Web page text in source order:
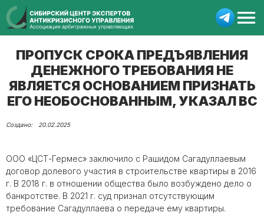
ПРОПУСК СРОКА ПРЕДЪЯВЛЕНИЯ
ДЕНЕЖНОГО ТРЕБОВАНИЯ НЕ
ЯВЛЯЕТСЯ ОСНОВАНИЕМ ПРИЗНАТЬ
ЕГО НЕОБОСНОВАННЫМ, УКАЗАЛ ВС
20.02.2025
ООО «ЦСТ-Гермес» заключило с Рашидом Сагадуллаевым
договор долевого участия в строительстве квартиры в 2016
г. В 2018 г. в отношении общества было возбуждено дело о
банкротстве. В 2021 г. суд признал отсутствующим
требование Сагадуллаева о передаче ему квартиры.